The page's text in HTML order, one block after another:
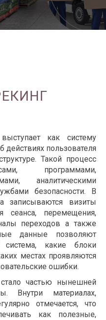
как систему
действиях пользователя
Такой процесс
программами,
аналитическими
безопасности. В
записываются визиты
сеанса, перемещения,
переходов а также
данные позволяют
система, какие блоки
местах проявляются
ошибки.
частью нынешней
Внутри материалах,
отмечается, что
как полезные,